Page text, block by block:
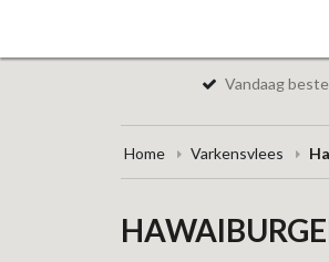
Vandaag
Home Varkensvlees